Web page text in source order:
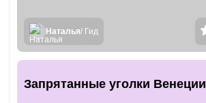
Наталья/ Гид
Запрятанные уголки Венеции